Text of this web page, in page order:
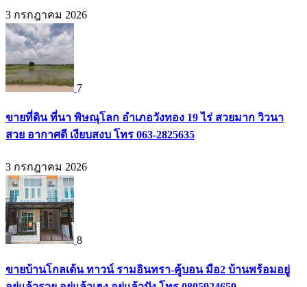
3 กรกฎาคม 2026
7
ขายที่ดิน ที่นา พิษณุโลก อำเภอวังทอง 19 ไร่ สวยมาก วิวนา
สวย อากาศดี เงียบสงบ โทร 063-2825635
3 กรกฎาคม 2026
8
ขายบ้านโกลเด้น ทาวน์ รามอินทรา-คู้บอน มือ2 บ้านพร้อมอยู่